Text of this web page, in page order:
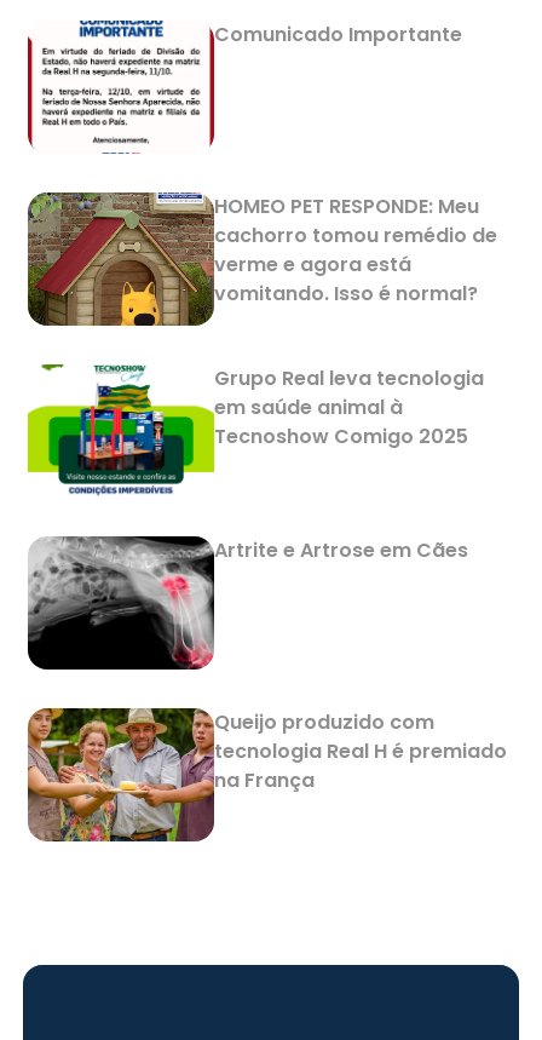
Comunicado Importante
HOMEO PET RESPONDE: Meu
cachorro tomou remédio de
verme e agora está
vomitando. Isso é normal?
Grupo Real leva tecnologia
em saúde animal à
Tecnoshow Comigo 2025
Artrite e Artrose em Cães
Queijo produzido com
tecnologia Real H é premiado
na França